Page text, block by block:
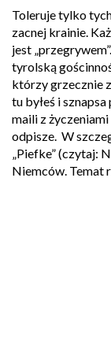
Toleruje tylko
zacnej krainie.
jest
tyrolską
którzy grzecznie
tu byłeś i
maili z
odpisze. W
„Piefke” (czytaj:
Niemców. Temat